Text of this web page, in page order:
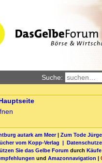
Suche:
autark am Meer| Zum Tode
vom Kopp-Verlag |
Sie das Gelbe Forum durch
und Amazonnavigation |